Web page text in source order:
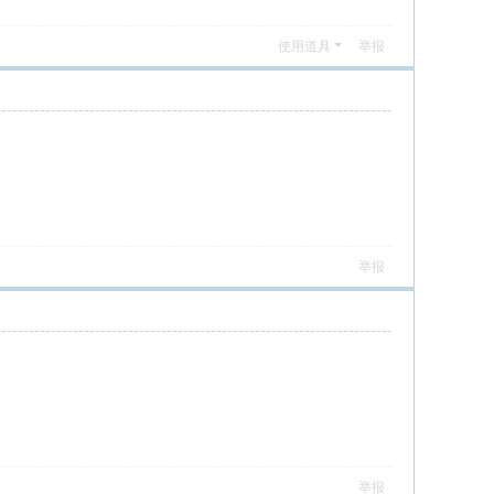
使用道具 举报
举报
举报